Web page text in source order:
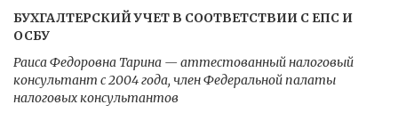
БУХГАЛТЕРСКИЙ УЧЕТ В СООТВЕТСТВИИ С ЕПС И
ОСБУ
Раиса Федоровна Тарина — аттестованный налоговый
консультант с 2004 года, член Федеральной палаты
налоговых консультантов